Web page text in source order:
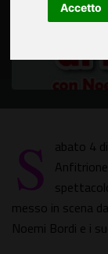
Accetto
S
abato 4
messo in scena
Noemi Bordi e i